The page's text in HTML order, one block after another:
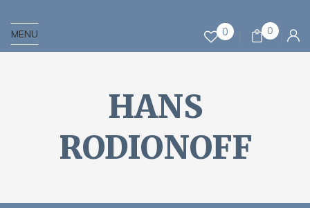
MENU 0 0
HANS
RODIONOFF